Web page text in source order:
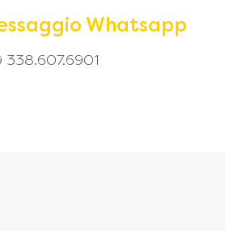
Whatsapp
338.607.6901